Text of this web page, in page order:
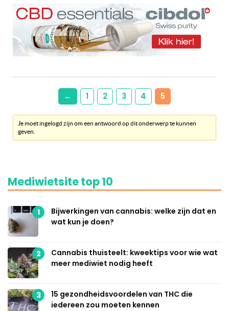
← 1 2 3 4 5
Je moet ingelogd zijn om een antwoord op dit onderwerp te kunnen
geven.
Mediwietsite top 10
1
Bijwerkingen van cannabis: welke zijn dat en
wat kun je doen?
2
Cannabis thuisteelt: kweektips voor wie wat
meer mediwiet nodig heeft
3
15 gezondheidsvoordelen van THC die
iedereen zou moeten kennen